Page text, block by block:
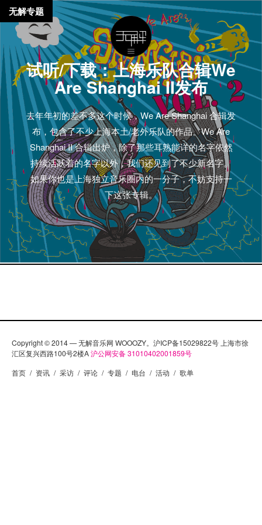
试听/下载：上海乐队合辑We
Are Shanghai II发布
去年年初的差不多这个时候，We Are Shanghai 合辑发
布，包含了不少上海本土/老外乐队的作品。We Are
Shanghai II 合辑出炉，除了那些耳熟能详的名字依然
持续活跃着的名字以外，我们还见到了不少新名字。
如果你也是上海独立音乐圈内的一分子，不妨支持一
下这张专辑。
无解专题
Copyright © 2014 — 无解音乐网 WOOOZY。沪ICP备15029822号 上海市徐
汇区复兴西路100号2楼A沪公网安备 31010402001859号
首页 / 资讯 / 采访 / 评论 / 专题 / 电台 / 活动 / 歌单